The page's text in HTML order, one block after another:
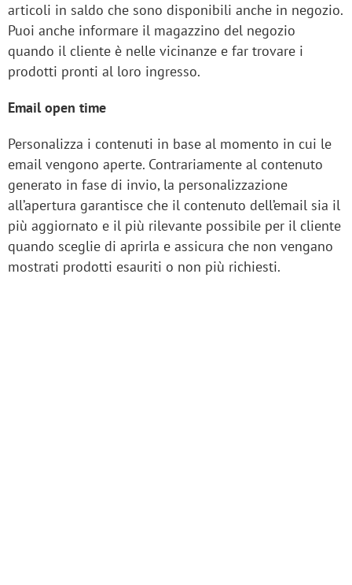
articoli in saldo che sono disponibili anche in negozio.
Puoi anche informare il magazzino del negozio
quando il cliente è nelle vicinanze e far trovare i
prodotti pronti al loro ingresso.
Email open time
Personalizza i contenuti in base al momento in cui le
email vengono aperte. Contrariamente al contenuto
generato in fase di invio, la personalizzazione
all’apertura garantisce che il contenuto dell’email sia il
più aggiornato e il più rilevante possibile per il cliente
quando sceglie di aprirla e assicura che non vengano
mostrati prodotti esauriti o non più richiesti.